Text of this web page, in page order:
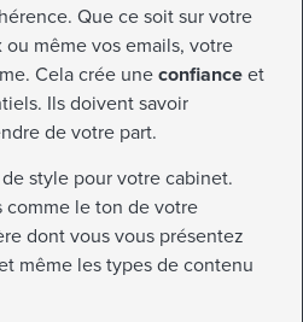
Que ce soit sur votre
même vos emails, votre
Cela crée une confiance et
Ils doivent savoir
de votre part.
style pour votre cabinet.
le ton de votre
dont vous vous présentez
même les types de contenu